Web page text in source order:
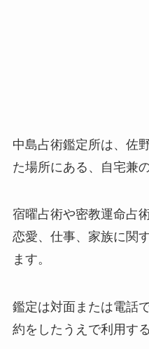
中島占術鑑定所は、佐
た場所にある、自宅兼
宿曜占術や密教運命占
恋愛、仕事、家族に関
ます。
鑑定は対面または電話
約をしたうえで利用す